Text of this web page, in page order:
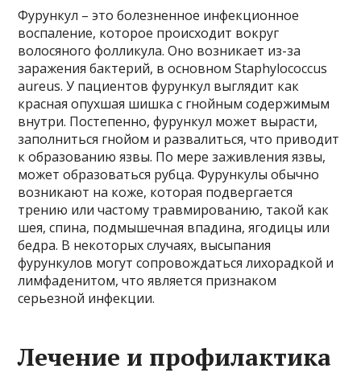
Фурункул – это болезненное инфекционное
воспаление, которое происходит вокруг
волосяного фолликула. Оно возникает из-за
заражения бактерий, в основном Staphylococcus
aureus. У пациентов фурункул выглядит как
красная опухшая шишка с гнойным содержимым
внутри. Постепенно, фурункул может вырасти,
заполниться гнойом и развалиться, что приводит
к образованию язвы. По мере заживления язвы,
может образоваться рубца. Фурункулы обычно
возникают на коже, которая подвергается
трению или частому травмированию, такой как
шея, спина, подмышечная впадина, ягодицы или
бедра. В некоторых случаях, высыпания
фурункулов могут сопровождаться лихорадкой и
лимфаденитом, что является признаком
серьезной инфекции.
Лечение и профилактика